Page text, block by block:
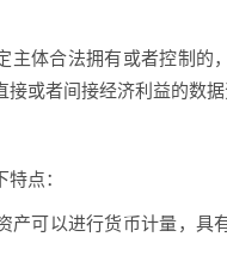
主体合法拥有或者控制的
或者间接经济利益的数据
点：
产可以进行货币计量，具